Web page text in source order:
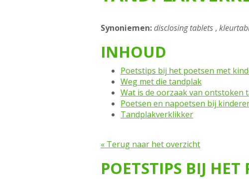
Synoniemen:disclosing tablets ,
INHOUD
Poetstips bij het poetsen met
Weg met die tandplak
Wat is de oorzaak van ontstoken
Poetsen en napoetsen bij
Tandplakverklikker
« Terug naar het overzicht
POETSTIPS BIJ